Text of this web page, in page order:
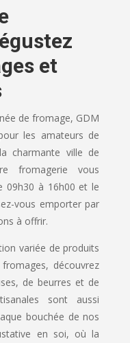
et
de fromage, GDM
les amateurs de
charmante ville de
fromagerie vous
09h30 à 16h00 et le
vous emporter par
à offrir.
variée de produits
découvrez
de beurres et de
sont aussi
bouchée de nos
en soi, où la